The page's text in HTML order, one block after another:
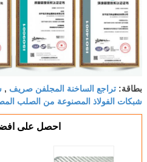
بطاقة: تراجع الساخنة المجلفن صريف ,
شبكات الفولاذ المصنوعة من الصلب
احصل على